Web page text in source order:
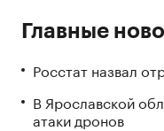
Главные
Росстат назвал
В Ярославской
атаки дронов